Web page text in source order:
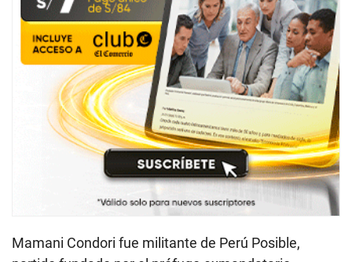
Mamani Condori fue militante de Perú Posible,